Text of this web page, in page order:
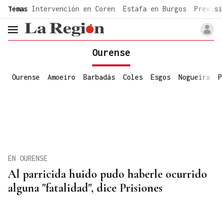
common.go-to-content
Temas Intervención en Coren Estafa en Burgos
header.menu.open
Ourense
Ourense Amoeiro Barbadás Coles Esgos Nogueira
Al parricida huido pudo haberle ocurrido
alguna "fatalidad", dice Prisiones
EN OURENSE